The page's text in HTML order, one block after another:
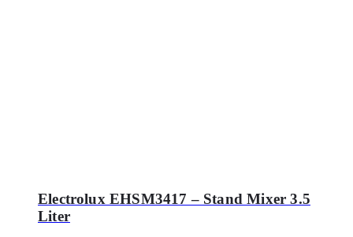
Electrolux EHSM3417 – Stand Mixer 3.5
Liter